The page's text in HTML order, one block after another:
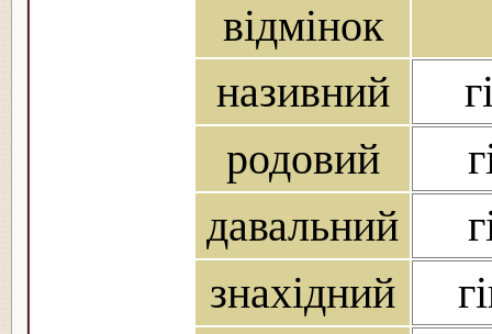
відмінок
називний
родовий
давальний
знахідний